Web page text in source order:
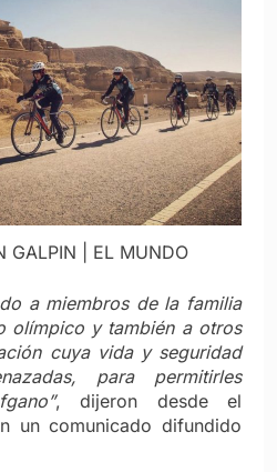
GALPIN | EL MUNDO
a miembros de la familia
olímpico y también a otros
cuya vida y seguridad
para permitirles
, dijeron desde el
un comunicado difundido